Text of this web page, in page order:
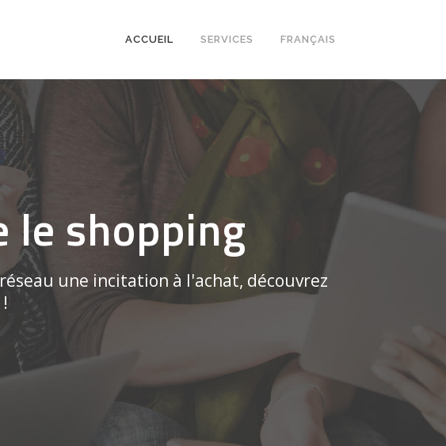
ACCUEIL SERVICES FRANÇAIS
le shopping
une incitation à l'achat, découvrez